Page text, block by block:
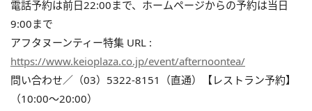
電話予約は前日22:00まで、ホームページからの予約は当日
9:00まで
アフタヌーンティー特集 URL :
https://www.keioplaza.co.jp/event/afternoontea/
問い合わせ／（03）5322-8151（直通）【レストラン予約】
（10:00～20:00）